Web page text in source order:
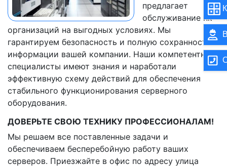
предлагает
обслуживание пк
организаций на выгодных условиях. Мы
гарантируем безопасность и полную сохранность
информации вашей компании. Наши компетентные
специалисты имеют знания и наработали
эффективную схему действий для обеспечения
стабильного функционирования серверного
оборудования.
ДОВЕРЬТЕ СВОЮ ТЕХНИКУ ПРОФЕССИОНАЛАМ!
Мы решаем все поставленные задачи и
обеспечиваем бесперебойную работу ваших
серверов. Приезжайте в офис по адресу улица